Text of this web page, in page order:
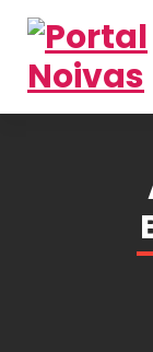
inspirações e